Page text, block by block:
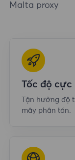
Malta proxy
Tốc độ cực
Tận hưởng độ
mây phân tán.